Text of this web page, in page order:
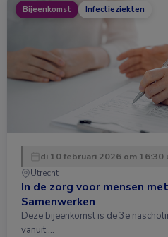
Bijeenkomst Infectieziekten
di 10 februari 2026 om 16:30
Utrecht
In de zorg voor mensen
Samenwerken
Deze bijeenkomst is de 3e
vanuit …